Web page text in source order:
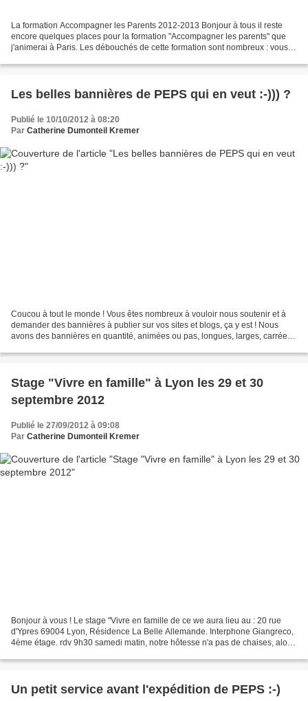
La formation Accompagner les Parents 2012-2013 Bonjour à tous il reste
encore quelques places pour la formation "Accompagner les parents" que
j'animerai à Paris. Les débouchés de cette formation sont nombreux : vous
Les belles bannières de PEPS qui en veut :-))) ?
Publié le 10/10/2012 à 08:20
Par Catherine Dumonteil Kremer
Coucou à tout le monde ! Vous êtes nombreux à vouloir nous soutenir et à
demander des bannières à publier sur vos sites et blogs, ça y est ! Nous
avons des bannières en quantité, animées ou pas, longues, larges, carrées,
Stage "Vivre en famille" à Lyon les 29 et 30
septembre 2012
Publié le 27/09/2012 à 09:08
Par Catherine Dumonteil Kremer
Bonjour à vous ! Le stage "Vivre en famille de ce we aura lieu au : 20 rue
d'Ypres 69004 Lyon, Résidence La Belle Allemande. Interphone Giangreco,
4ème étage. rdv 9h30 samedi matin, notre hôtesse n'a pas de chaises, alors
Un petit service avant l'expédition de PEPS :-)